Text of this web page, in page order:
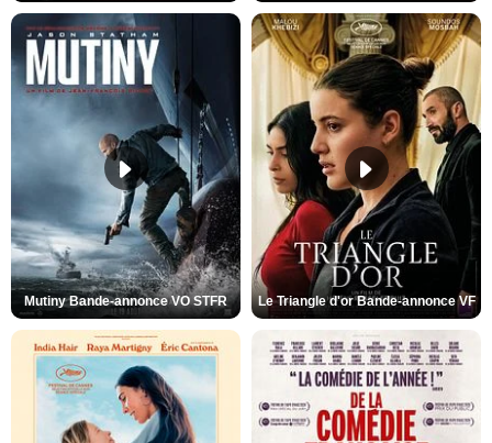
Mutiny Bande-annonce VO STFR Le Triangle d'or Bande-annonce VF